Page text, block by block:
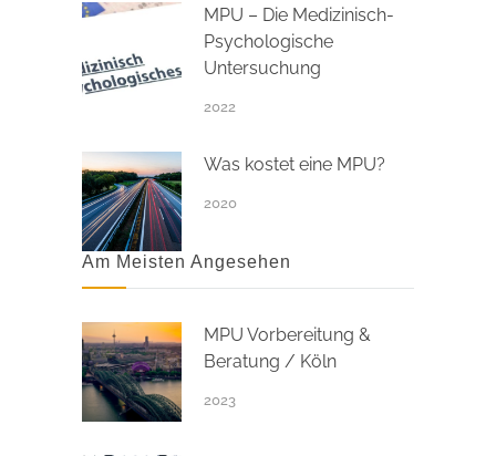
MPU – Die Medizinisch-
Psychologische
Untersuchung
2022
Was kostet eine MPU?
2020
Am Meisten Angesehen
MPU Vorbereitung &
Beratung / Köln
2023